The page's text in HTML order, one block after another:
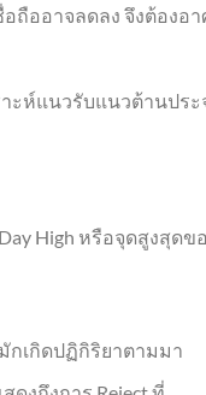
ถืออาจลดลง จึงต้องอา
าะห์แนวรับแนวต้านประ
High หรือจุดสูงสุดข
กเกิดปฏิกิริยาตามมา